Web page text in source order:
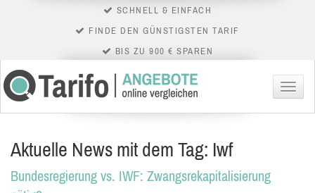
SCHNELL & EINFACH
FINDE DEN GÜNSTIGSTEN TARIF
BIS ZU 900 € SPAREN
Menü
Aktuelle News mit dem Tag: Iwf
Bundesregierung vs. IWF: Zwangsrekapitalisierung